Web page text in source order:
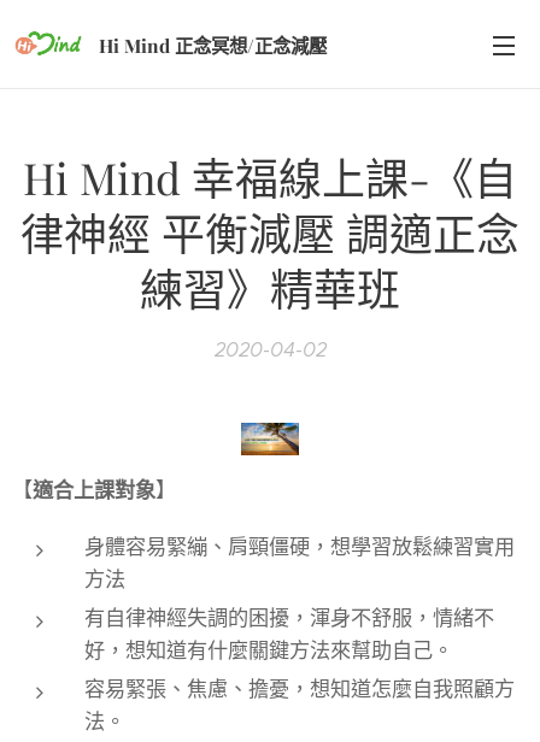
Hi Mind 正念冥想/正念減壓
Hi Mind 幸福線上課-《自
律神經 平衡減壓 調適正念
練習》精華班
2020-04-02
【適合上課對象】
身體容易緊繃、肩頸僵硬，想學習放鬆練習實用
方法
有自律神經失調的困擾，渾身不舒服，情緒不
好，想知道有什麼關鍵方法來幫助自己。
容易緊張、焦慮、擔憂，想知道怎麼自我照顧方
法。